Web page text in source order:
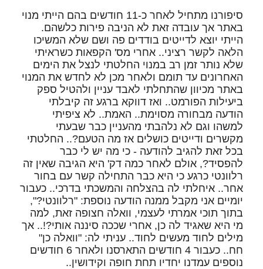
סיפורנו מתחיל לאחר כ-11 חודשים בהם הייתי מנוי
באתר אך עובדה זאת לא הניבה פירות כלשהם.
הייתי יוצא לדייטים בודדים פה ושם שלא המשיכו
הלאה לקשר רציני.. אחרי מס' הקפאות כשראיתי
שלא נותר זמן רב במנוי החלטתי לנצל את הימים
האחרונים עד תומם ולאחר מכן לא לחדש את המנוי
באתר מכיוון שהתחלתי לאבד עניין ולהטיל ספק
ביעילות הפורמט.. ואז דווקא ברגע זה קיבלתי
הודעה מבחורה מסוימת.. האמת.. לא ציפיתי
למשהו וגם לא נלהבתי מהעניין כבר שבעתי
מקשרים ודייטים כושלים אז מה הטעם?.. החלטתי
בכל זאת להגיב להודעה - כי מה יש לי כבר
להפסיד?, אולם לאחר כמה דק' היא הגיבה שאין זה
רלוונטי כרגע כי היא כבר התחילה קשר עם בחור
אחר.. איחלתי לה בהצלחה והמשכתי בדרכי.. כעבור
יומיים אני מקבל ממנה הודעה נוספת: "רלוונטי?",
בתוך תוכי אמרתי לעצמי, וואלה חצופה זאת, למה
מי היא שאגיד לה כן, אחרי שככה סיננה אותי?!.. אך
מילים לחוד מעשים לחוד.. עניתי לה: "וואלה כן"
חח.. כעבור 4 חודשים התארסנו ולאחר 6 חודשים
נוספים עמדנו יחדיו תחת חופה וקידושין..